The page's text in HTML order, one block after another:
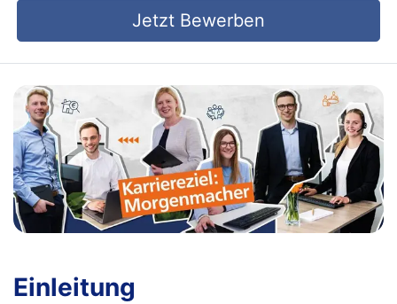
Jetzt Bewerben
Einleitung